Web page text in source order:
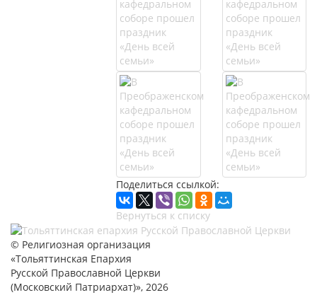
Поделиться ссылкой:
Вернуться к списку
© Религиозная организация
«Тольяттинская Епархия
Русской Православной Церкви
(Московский Патриархат)», 2026